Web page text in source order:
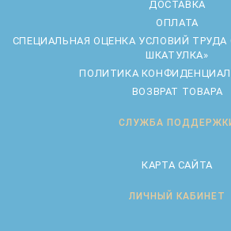
ДОСТАВКА
ОПЛАТА
CПЕЦИАЛЬНАЯ ОЦЕНКА УСЛОВИЙ
ШКАТУЛКА»
ПОЛИТИКА
ВОЗВРАТ ТОВАРА
СЛУЖБА
КАРТА САЙТА
ЛИЧНЫЙ КАБИНЕТ